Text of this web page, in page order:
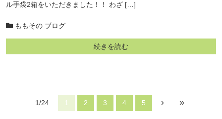
ル手袋2箱をいただきました！！ わざ […]
ももその ブログ
続きを読む
1/24 1 2 3 4 5 › »